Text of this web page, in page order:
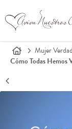
Mujer
Cómo Todas Hemos